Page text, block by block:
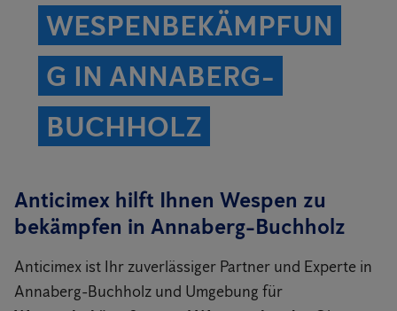
WESPENBEKÄMPFUN
G IN ANNABERG-
BUCHHOLZ
Anticimex hilft Ihnen Wespen zu
bekämpfen in Annaberg-Buchholz
Anticimex ist Ihr zuverlässiger Partner und Experte in
Annaberg-Buchholz und Umgebung für